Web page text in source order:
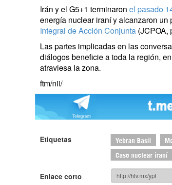
Irán y el G5+1 terminaron el pasado
energía nuclear iraní y alcanzaron
Integral de Acción Conjunta (JCPOA,
Las partes implicadas en las
diálogos beneficie a toda la región,
atraviesa la zona.
ftm/nii/
Etiquetas Yebran Basil
Caso nuclear iraní
Enlace corto